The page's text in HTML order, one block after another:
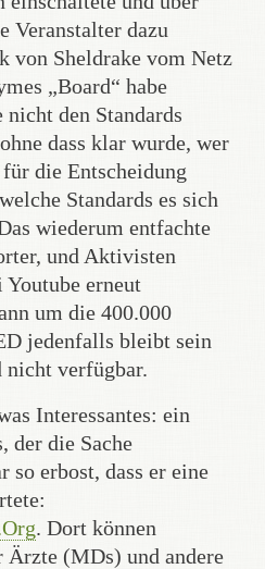
Veranstalter dazu
von Sheldrake vom Netz
„Board“ habe
nicht den Standards
dass klar wurde, wer
die Entscheidung
Standards es sich
wiederum entfachte
und Aktivisten
Youtube erneut
um die 400.000
jedenfalls bleibt sein
nicht verfügbar.
Interessantes: ein
der die Sache
so erbost, dass er eine
. Dort können
Ärzte (MDs) und andere